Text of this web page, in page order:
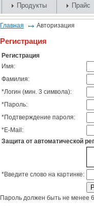
Продукты Прайс
Главная Авторизация
Регистрация
Регистрация
Имя:
Фамилия:
*Логин (мин. 3 символа):
*Пароль:
*Подтверждение пароля:
*E-Mail:
Защита от автоматической
*Введите слово на картинке:
Пароль должен быть не менее